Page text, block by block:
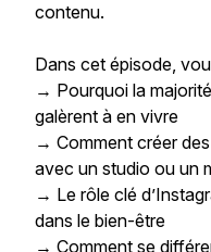
contenu.
Dans cet épisode,
→ Pourquoi la
galèrent à en vivre
→ Comment créer
avec un studio ou un
→ Le rôle clé
dans le bien-être
→ Comment se